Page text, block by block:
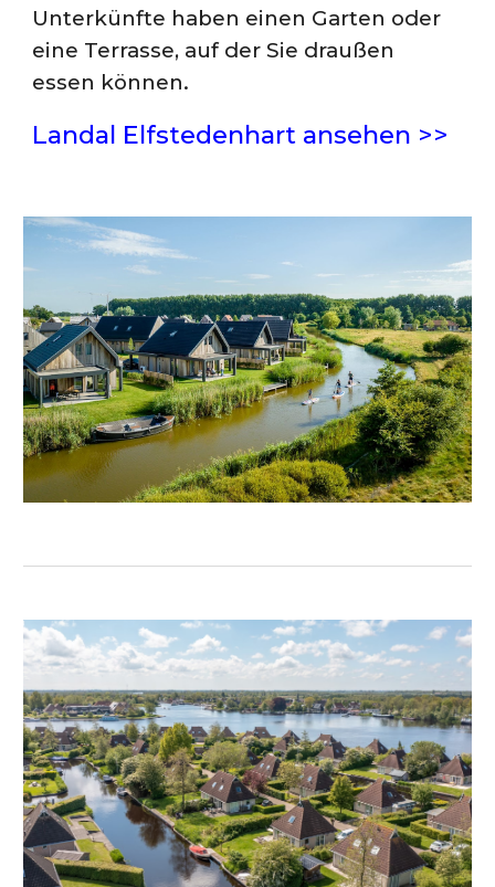
Unterkünfte haben einen Garten oder
eine Terrasse, auf der Sie draußen
essen können.
Landal Elfstedenhart ansehen >>